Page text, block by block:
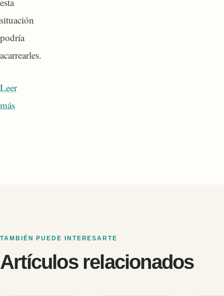
situación
podría
acarrearles.
Leer
más
TAMBIÉN PUEDE INTERESARTE
Artículos relacionados